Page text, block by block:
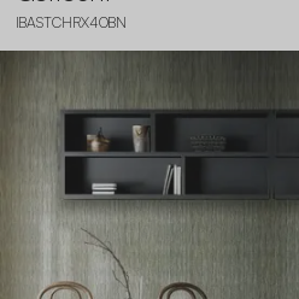
IBASTCHRX4OBN